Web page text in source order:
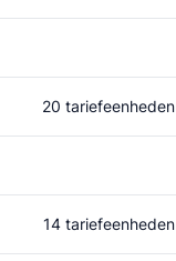
20 tariefeenheden
14 tariefeenheden